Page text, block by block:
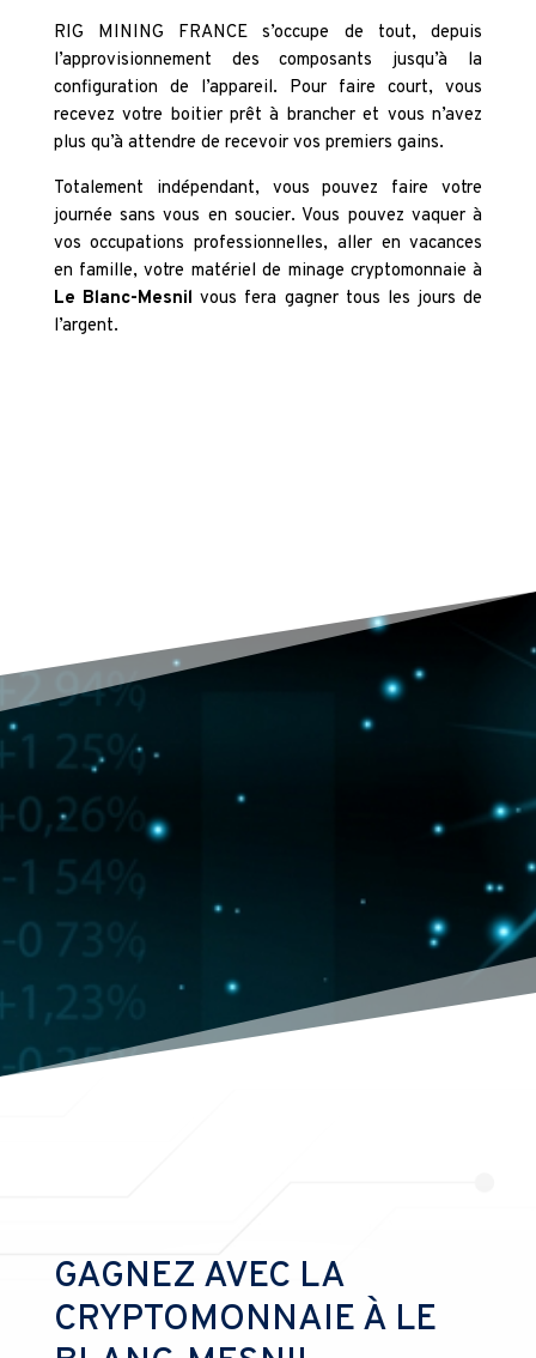
RIG MINING FRANCE s’occupe de tout, depuis
l’approvisionnement des composants jusqu’à la
configuration de l’appareil. Pour faire court, vous
recevez votre boitier prêt à brancher et vous n’avez
plus qu’à attendre de recevoir vos premiers gains.
Totalement indépendant, vous pouvez faire votre
journée sans vous en soucier. Vous pouvez vaquer à
vos occupations professionnelles, aller en vacances
en famille, votre matériel de minage cryptomonnaie à
Le Blanc-Mesnil vous fera gagner tous les jours de
l’argent.
GAGNEZ AVEC LA
CRYPTOMONNAIE À LE